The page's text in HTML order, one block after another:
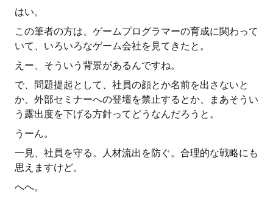
はい。
この筆者の方は、ゲームプログラマーの育成に関わって
いて、いろいろなゲーム会社を見てきたと。
えー、そういう背景があるんですね。
で、問題提起として、社員の顔とか名前を出さないと
か、外部セミナーへの登壇を禁止するとか、まあそうい
う露出度を下げる方針ってどうなんだろうと。
うーん。
一見、社員を守る。人材流出を防ぐ。合理的な戦略にも
思えますけど。
へへ。